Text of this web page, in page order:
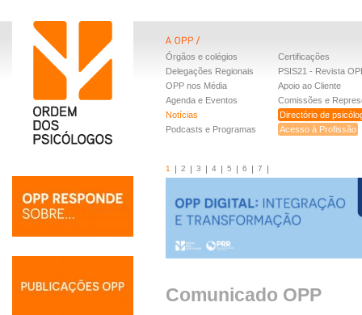
Órgãos e colégios
Delegações Regionais
OPP nos Média
Agenda e Eventos
Notícias
Podcasts e Programas
Certificações
PSIS21 - Revista
Apoio ao Cliente
Comissões e
Directório de
Acesso à Profissão
1 2 3 4 5 6 7
Comunicado OPP